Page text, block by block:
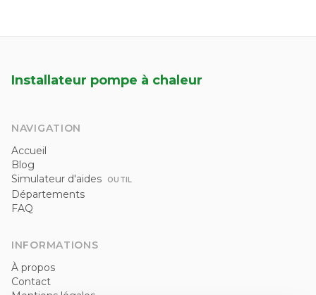
Installateur pompe à chaleur
NAVIGATION
Accueil
Blog
Simulateur d'aides
OUTIL
Départements
FAQ
INFORMATIONS
À propos
Contact